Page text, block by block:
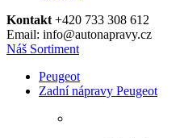
Kontakt +420 733 308 612
Email: info@autonapravy.cz
Náš Sortiment
Peugeot
Zadní nápravy Peugeot